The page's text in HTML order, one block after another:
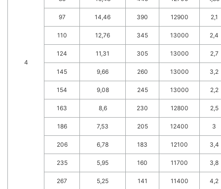
4
97 14,46 390 12900 2,1
110 12,76 345 13000 2,4
124 11,31 305 13000 2,7
145 9,66 260 13000 3,2
154 9,08 245 13000 2,2
163 8,6 230 12800 2,5
186 7,53 205 12400 3
206 6,78 183 12100 3,4
235 5,95 160 11700 3,8
267 5,25 141 11400 4,2